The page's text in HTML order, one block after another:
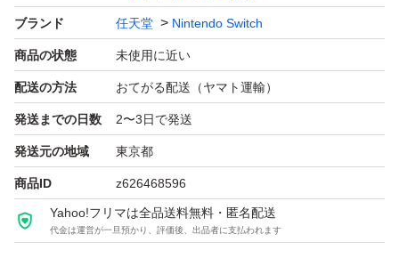
ブランド 任天堂 Nintendo Switch
商品の状態 未使用に近い
配送の方法 おてがる配送（ヤマト運輸）
発送までの日数 2〜3日で発送
発送元の地域 東京都
商品ID z626468596
Yahoo!フリマは全品送料無料・匿名配送
代金は運営が一旦預かり、評価後、出品者に支払われます